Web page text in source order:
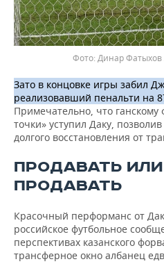
Динар Фатыхов
Зато в концовке игры забил
реализовавший пенальти на
Примечательно, что ганскому
точки» уступил Даку,
долгого восстановления от
ПРОДАВАТЬ
ПРОДАВАТЬ
Красочный перформанс от
российское футбольное
перспективах казанского
трансферное окно албанец